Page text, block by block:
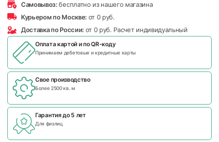
Самовывоз:бесплатно из нашего магазина
Курьером по Москве: от 0 руб.
Доставка по России: от 0 руб. Расчет индивидуальный
Оплата картой и поQR-коду
Принимаем дебетовые и кредитные карты
Свое производство
Более 2500 кв. м
Гарантия до 5 лет
Для физлиц